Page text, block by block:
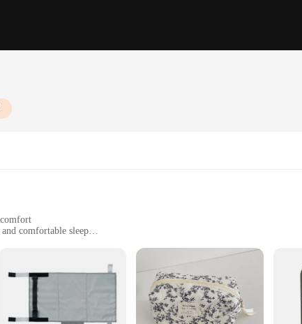
comfortable sleep
to meet diverse needs
a robust and durable foundation for your child's sleep. Each piece
your baby's delicate skin. The sets come with a range of safety features,